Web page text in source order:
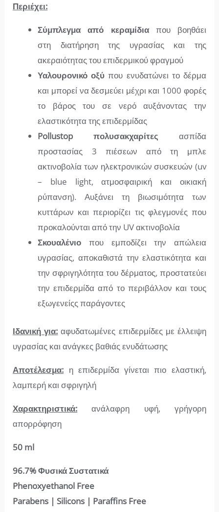
Περιέχει:
Σύμπλεγμα από κεραμίδιαπου βοηθάει
στη διατήρηση της υγρασίας και της
ακεραιότητας του επιδερμικού φραγμού
Υαλουρονικό οξύ που ενυδατώνει το δέρμα
και μπορεί να δεσμεύει μέχρι και 1000 φορές
το βάρος του σε νερό αυξάνοντας την
ελαστικότητα της επιδερμίδας
Pollustop πολυσακχαρίτες ασπίδα
προστασίας 3 πιέσεων από τη μπλε
ακτινοβολία των ηλεκτρονικών συσκευών (uv
– blue light, ατμοσφαιρική και οικιακή
ρύπανση). Αυξάνει τη βιωσιμότητα των
κυττάρων και περιορίζει τις φλεγμονές που
προκαλούνται από την UV ακτινοβολία
Σκουαλένιο που εμποδίζει την απώλεια
υγρασίας, αποκαθιστά την ελαστικότητα και
την σφριγηλότητα του δέρματος, προστατεύει
την επιδερμίδα από το περιβάλλον και τους
εξωγενείςς παράγοντες
Ιδανική για: αφυδατωμένες επιδερμίδες με έλλειψη
υγρασίας και ανάγκες βαθιάς ενυδάτωσης
Αποτέλεσμα: η επιδερμίδα γίνεται πιο ελαστική,
λαμπερή και σφριγηλή
Χαρακτηριστικά:
ανάλαφρη υφή, γρήγορη
απορρόφηση
50 ml
96.7%Φυσικά Συστατικά
Phenoxyethanol Free
Parabens | Silicons | Paraffins Free